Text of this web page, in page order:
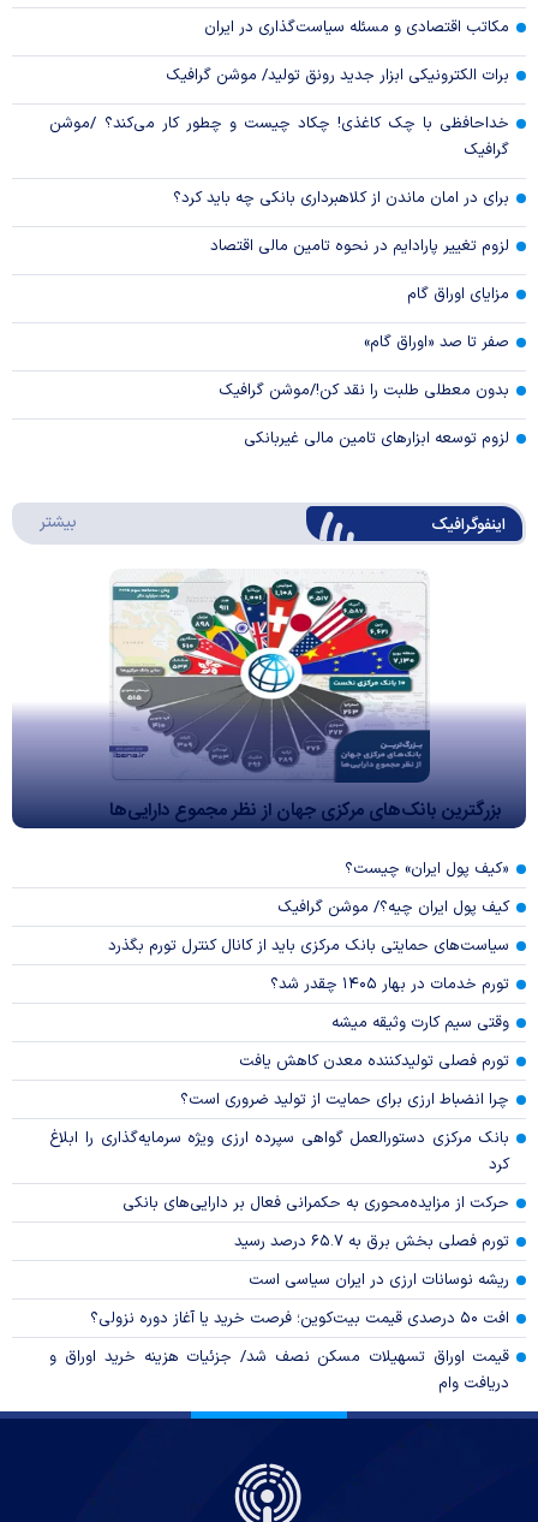
مکاتب اقتصادی و مسئله سیاست‌گذاری در ایران
برات الکترونیکی ابزار جدید رونق تولید/ موشن گرافیک
خداحافظی با چک کاغذی! چکاد چیست و چطور کار می‌کند؟ /موشن
گرافیک
برای در امان ماندن از کلاهبرداری بانکی چه باید کرد؟
لزوم تغییر پارادایم در نحوه تامین مالی اقتصاد
مزایای اوراق گام
صفر تا صد «اوراق گام»
بدون معطلی طلبت را نقد کن!/موشن گرافیک
لزوم توسعه ابزارهای تامین مالی غیربانکی
اینفوگرافیک بیشتر
بزرگترین بانک‌های مرکزی جهان از نظر مجموع دارایی‌ها
«کیف پول ایران» چیست؟
کیف پول ایران چیه؟/ موشن گرافیک
سیاست‌های حمایتی بانک مرکزی باید از کانال کنترل تورم بگذرد
تورم خدمات در بهار ۱۴۰۵ چقدر شد؟
وقتی سیم کارت وثیقه میشه
تورم فصلی تولیدکننده معدن کاهش یافت
چرا انضباط ارزی برای حمایت از تولید ضروری است؟
بانک مرکزی دستورالعمل گواهی سپرده ارزی ویژه سرمایه‌گذاری را ابلاغ
کرد
حرکت از مزایده‌محوری به حکمرانی فعال بر دارایی‌های بانکی
تورم فصلی بخش برق به ۶۵.۷ درصد رسید
ریشه نوسانات ارزی در ایران سیاسی است
افت ۵۰ درصدی قیمت بیت‌کوین؛ فرصت خرید یا آغاز دوره نزولی؟
قیمت اوراق تسهیلات مسکن نصف شد/ جزئیات هزینه خرید اوراق و
دریافت وام